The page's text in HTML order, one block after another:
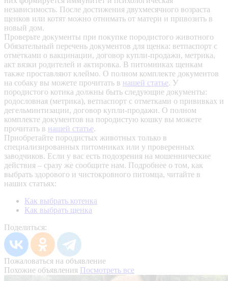
независимость. После достижения двухмесячного возраста
щенков или котят можно отнимать от матери и привозить в
новый дом.
Проверьте документы при покупке породистого животного
Обязательный перечень документов для щенка: ветпаспорт с
отметками о вакцинации, договор купли-продажи, метрика,
акт вязки родителей и актировка. В питомниках щенкам
также проставляют клеймо. О полном комплекте документов
на собаку вы можете прочитать в нашей статье. У
породистого котика должны быть следующие документы:
родословная (метрика), ветпаспорт с отметками о прививках и
дегельминтизации, договор купли-продажи. О полном
комплекте документов на породистую кошку вы можете
прочитать в нашей статье.
Приобретайте породистых животных только в
специализированных питомниках или у проверенных
заводчиков. Если у вас есть подозрения на мошеннические
действия – сразу же сообщите нам. Подробнее о том, как
выбрать здорового и чистокровного питомца, читайте в
наших статьях:
Как выбрать котенка
Как выбрать щенка
Поделиться:
Пожаловаться на объявление
Похожие объявления Посмотреть все